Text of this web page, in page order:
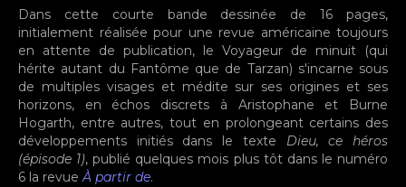
Dans cette courte bande dessinée de 16 pages,
initialement réalisée pour une revue américaine toujours
en attente de publication, le Voyageur de minuit (qui
hérite autant du Fantôme que de Tarzan) s'incarne sous
de multiples visages et médite sur ses origines et ses
horizons, en échos discrets à Aristophane et Burne
Hogarth, entre autres, tout en prolongeant certains des
développements initiés dans le texte Dieu, ce héros
(épisode 1), publié quelques mois plus tôt dans le numéro
6 la revueÀ partir de.